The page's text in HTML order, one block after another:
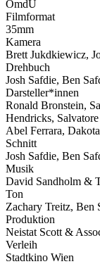
OmdU
Filmformat
35mm
Kamera
Brett Jukdkiewicz,
Drehbuch
Josh Safdie, Ben
Darsteller*innen
Ronald Bronstein,
Hendricks,
Abel Ferrara,
Schnitt
Josh Safdie, Ben
Musik
David Sandholm &
Ton
Zachary Treitz, Ben
Produktion
Neistat Scott &
Verleih
Stadtkino Wien